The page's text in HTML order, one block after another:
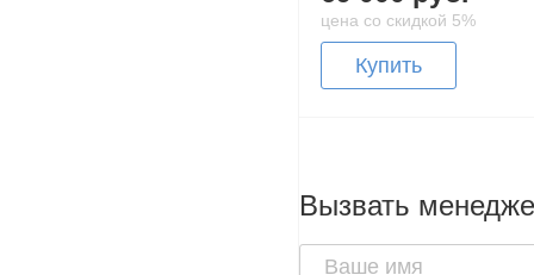
цена со скидкой 5%
Купить
Вызвать